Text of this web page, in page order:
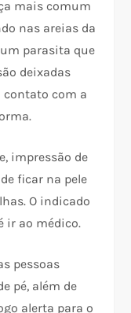
mais comum
nas areias da
um parasita que
deixadas
contato com a
impressão de
ficar na pele
O indicado
ir ao médico.
pessoas
pé, além de
alerta para o